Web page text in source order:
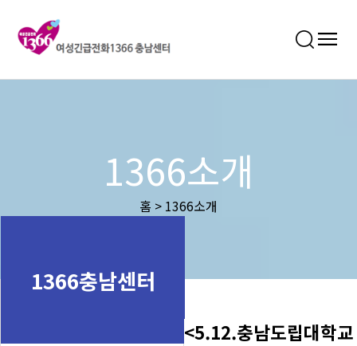
1366소개
홈 > 1366소개
1366충남센터
<5.12.충남도립대학